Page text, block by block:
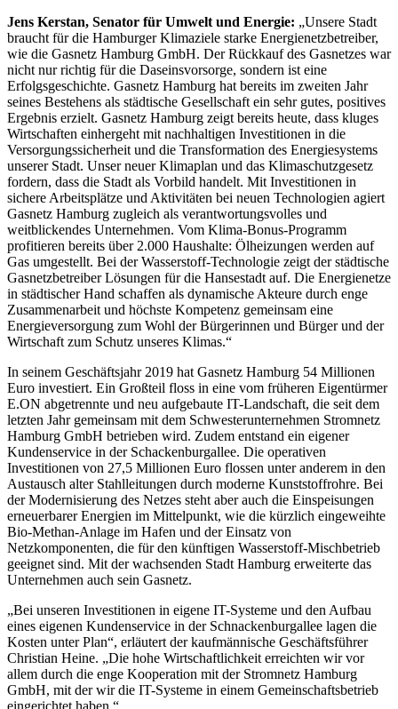
Jens Kerstan, Senator für Umwelt und Energie: „Unsere Stadt
braucht für die Hamburger Klimaziele starke Energienetzbetreiber,
wie die Gasnetz Hamburg GmbH. Der Rückkauf des Gasnetzes war
nicht nur richtig für die Daseinsvorsorge, sondern ist eine
Erfolgsgeschichte. Gasnetz Hamburg hat bereits im zweiten Jahr
seines Bestehens als städtische Gesellschaft ein sehr gutes, positives
Ergebnis erzielt. Gasnetz Hamburg zeigt bereits heute, dass kluges
Wirtschaften einhergeht mit nachhaltigen Investitionen in die
Versorgungssicherheit und die Transformation des Energiesystems
unserer Stadt. Unser neuer Klimaplan und das Klimaschutzgesetz
fordern, dass die Stadt als Vorbild handelt. Mit Investitionen in
sichere Arbeitsplätze und Aktivitäten bei neuen Technologien agiert
Gasnetz Hamburg zugleich als verantwortungsvolles und
weitblickendes Unternehmen. Vom Klima-Bonus-Programm
profitieren bereits über 2.000 Haushalte: Ölheizungen werden auf
Gas umgestellt. Bei der Wasserstoff-Technologie zeigt der städtische
Gasnetzbetreiber Lösungen für die Hansestadt auf. Die Energienetze
in städtischer Hand schaffen als dynamische Akteure durch enge
Zusammenarbeit und höchste Kompetenz gemeinsam eine
Energieversorgung zum Wohl der Bürgerinnen und Bürger und der
Wirtschaft zum Schutz unseres Klimas.“
In seinem Geschäftsjahr 2019 hat Gasnetz Hamburg 54 Millionen
Euro investiert. Ein Großteil floss in eine vom früheren Eigentürmer
E.ON abgetrennte und neu aufgebaute IT-Landschaft, die seit dem
letzten Jahr gemeinsam mit dem Schwesterunternehmen Stromnetz
Hamburg GmbH betrieben wird. Zudem entstand ein eigener
Kundenservice in der Schackenburgallee. Die operativen
Investitionen von 27,5 Millionen Euro flossen unter anderem in den
Austausch alter Stahlleitungen durch moderne Kunststoffrohre. Bei
der Modernisierung des Netzes steht aber auch die Einspeisungen
erneuerbarer Energien im Mittelpunkt, wie die kürzlich eingeweihte
Bio-Methan-Anlage im Hafen und der Einsatz von
Netzkomponenten, die für den künftigen Wasserstoff-Mischbetrieb
geeignet sind. Mit der wachsenden Stadt Hamburg erweiterte das
Unternehmen auch sein Gasnetz.
„Bei unseren Investitionen in eigene IT-Systeme und den Aufbau
eines eigenen Kundenservice in der Schnackenburgallee lagen die
Kosten unter Plan“, erläutert der kaufmännische Geschäftsführer
Christian Heine. „Die hohe Wirtschaftlichkeit erreichten wir vor
allem durch die enge Kooperation mit der Stromnetz Hamburg
GmbH, mit der wir die IT-Systeme in einem Gemeinschaftsbetrieb
eingerichtet haben.“